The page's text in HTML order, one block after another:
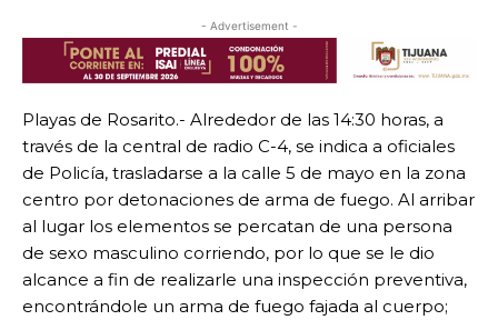
- Advertisement -
Playas de Rosarito.- Alrededor de las 14:30 horas, a
través de la central de radio C-4, se indica a oficiales
de Policía, trasladarse a la calle 5 de mayo en la zona
centro por detonaciones de arma de fuego. Al arribar
al lugar los elementos se percatan de una persona
de sexo masculino corriendo, por lo que se le dio
alcance a fin de realizarle una inspección preventiva,
encontrándole un arma de fuego fajada al cuerpo;